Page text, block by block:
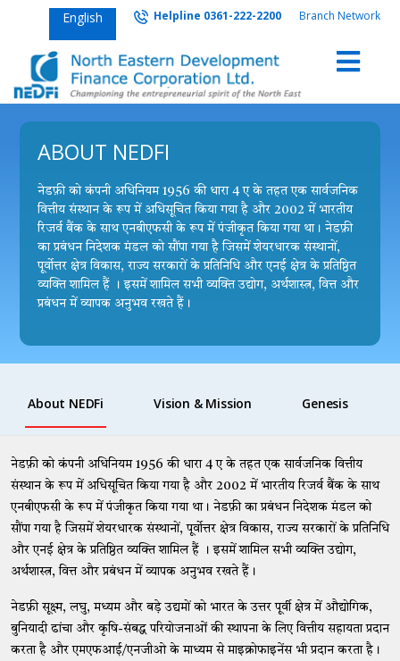
English Helpline 0361-222-2200 Branch Network
ABOUT NEDFI
नेडफ़ी को कंपनी अधिनियम 1956 की धारा 4 ए के तहत एक सार्वजनिक
वित्तीय संस्थान के रूप में अधिसूचित किया गया है और 2002 में भारतीय
रिजर्व बैंक के साथ एनबीएफसी के रूप में पंजीकृत किया गया था। नेडफ़ी
का प्रबंधन निदेशक मंडल को सौंपा गया है जिसमें शेयरधारक संस्थानों,
पूर्वोत्तर क्षेत्र विकास, राज्य सरकारों के प्रतिनिधि और एनई क्षेत्र के प्रतिष्ठित
व्यक्ति शामिल हैं । इसमें शामिल सभी व्यक्ति उद्योग, अर्थशास्त्र, वित्त और
प्रबंधन में व्यापक अनुभव रखते हैं।
About NEDFi Vision & Mission Genesis
नेडफ़ी को कंपनी अधिनियम 1956 की धारा 4 ए के तहत एक सार्वजनिक वित्तीय
संस्थान के रूप में अधिसूचित किया गया है और 2002 में भारतीय रिजर्व बैंक के साथ
एनबीएफसी के रूप में पंजीकृत किया गया था। नेडफ़ी का प्रबंधन निदेशक मंडल को
सौंपा गया है जिसमें शेयरधारक संस्थानों, पूर्वोत्तर क्षेत्र विकास, राज्य सरकारों के प्रतिनिधि
और एनई क्षेत्र के प्रतिष्ठित व्यक्ति शामिल हैं । इसमें शामिल सभी व्यक्ति उद्योग,
अर्थशास्त्र, वित्त और प्रबंधन में व्यापक अनुभव रखते हैं।
नेडफ़ी सूक्ष्म, लघु, मध्यम और बड़े उद्यमों को भारत के उत्तर पूर्वी क्षेत्र में औद्योगिक,
बुनियादी ढांचा और कृषि-संबद्ध परियोजनाओं की स्थापना के लिए वित्तीय सहायता प्रदान
करता है और एमएफआई/एनजीओ के माध्यम से माइक्रोफाइनेंस भी प्रदान करता है।